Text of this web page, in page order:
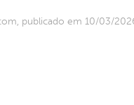
publicado em 10/03/